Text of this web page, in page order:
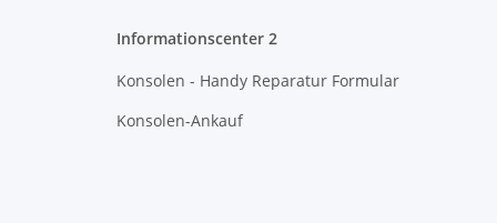
Informationscenter 2
Konsolen - Handy Reparatur Formular
Konsolen-Ankauf